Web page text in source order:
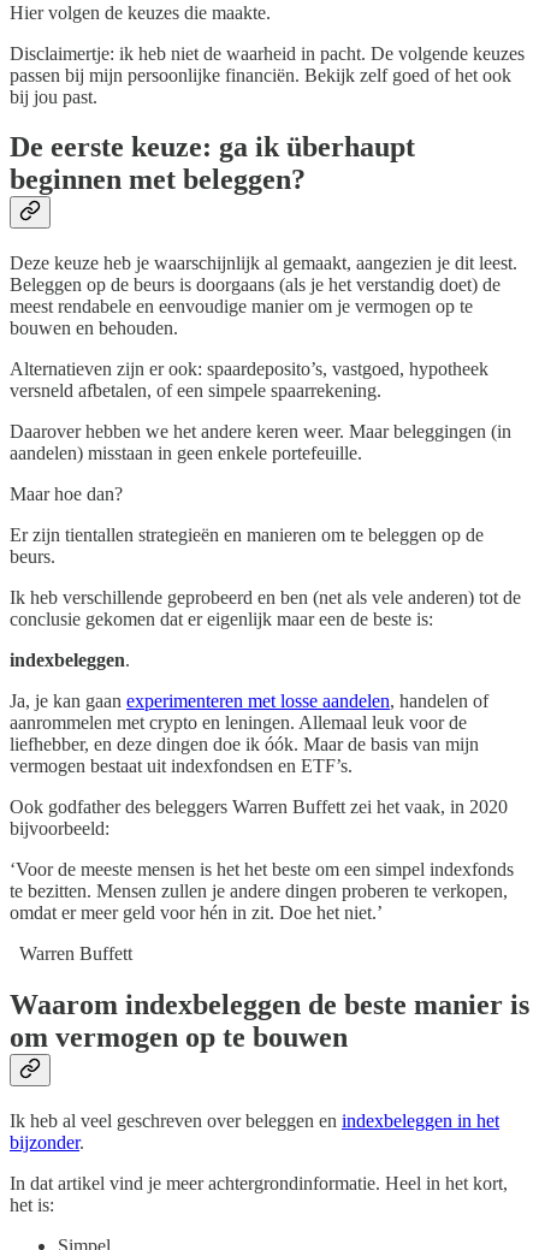
Hier volgen de keuzes die maakte.
Disclaimertje: ik heb niet de waarheid in pacht. De volgende keuzes
passen bij mijn persoonlijke financiën. Bekijk zelf goed of het ook
bij jou past.
De eerste keuze: ga ik überhaupt
beginnen met beleggen?
Deze keuze heb je waarschijnlijk al gemaakt, aangezien je dit leest.
Beleggen op de beurs is doorgaans (als je het verstandig doet) de
meest rendabele en eenvoudige manier om je vermogen op te
bouwen en behouden.
Alternatieven zijn er ook: spaardeposito’s, vastgoed, hypotheek
versneld afbetalen, of een simpele spaarrekening.
Daarover hebben we het andere keren weer. Maar beleggingen (in
aandelen) misstaan in geen enkele portefeuille.
Maar hoe dan?
Er zijn tientallen strategieën en manieren om te beleggen op de
beurs.
Ik heb verschillende geprobeerd en ben (net als vele anderen) tot de
conclusie gekomen dat er eigenlijk maar een de beste is:
indexbeleggen.
Ja, je kan gaan experimenteren met losse aandelen, handelen of
aanrommelen met crypto en leningen. Allemaal leuk voor de
liefhebber, en deze dingen doe ik óók. Maar de basis van mijn
vermogen bestaat uit indexfondsen en ETF’s.
Ook godfather des beleggers Warren Buffett zei het vaak, in 2020
bijvoorbeeld:
‘Voor de meeste mensen is het het beste om een simpel indexfonds
te bezitten. Mensen zullen je andere dingen proberen te verkopen,
omdat er meer geld voor hén in zit. Doe het niet.’
Warren Buffett
Waarom indexbeleggen de beste manier is
om vermogen op te bouwen
Ik heb al veel geschreven over beleggen en indexbeleggen in het
bijzonder.
In dat artikel vind je meer achtergrondinformatie. Heel in het kort,
het is: